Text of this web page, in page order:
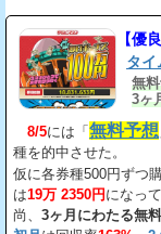
【優良
タイ
無
3ヶ
8/5には「無料予想
種を的中させた。
仮に各券種500円ずつ
は19万 2350円になっ
尚、 3ヶ月にわたる無